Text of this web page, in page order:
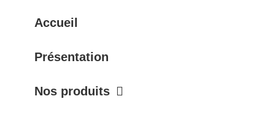
Accueil
Présentation
Nos produits